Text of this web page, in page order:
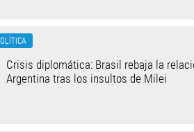
Crisis diplomática: Brasil rebaja la
Argentina tras los insultos de Milei